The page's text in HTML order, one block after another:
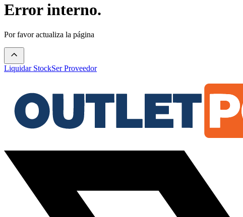
Error interno.
Por favor actualiza la página
Liquidar StockSer Proveedor